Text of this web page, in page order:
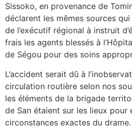
Sissoko, en provenance de
déclarent les mêmes sources
de l’exécutif régional à instruit
frais les agents blessés à
de Ségou pour des soins
L’accident serait dû à
circulation routière selon nos
les éléments de la brigade
de San étaient sur les lieux pour
circonstances exactes du drame.